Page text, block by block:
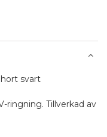
svart
ringning. Tillverkad av